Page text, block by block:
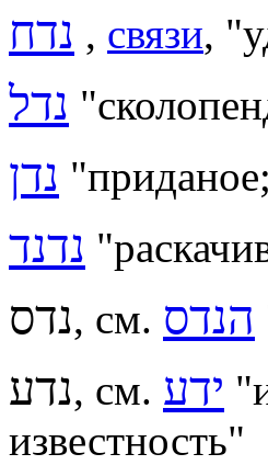
נדח , связи,
נדל "
נדן
נדנד "
נדס, см. הנדס
נדע, см. ידע
известность"